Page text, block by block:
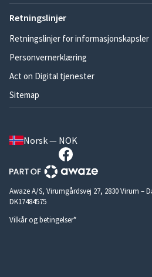
Retningslinjer
Retningslinjer for informasjonskapsler
Personvernerklæring
Act on Digital tjenester
Sitemap
Norsk — NOK
Awaze A/S, Virumgårdsvej 27, 2830 Virum –
DK17484575
Vilkår og betingelser*